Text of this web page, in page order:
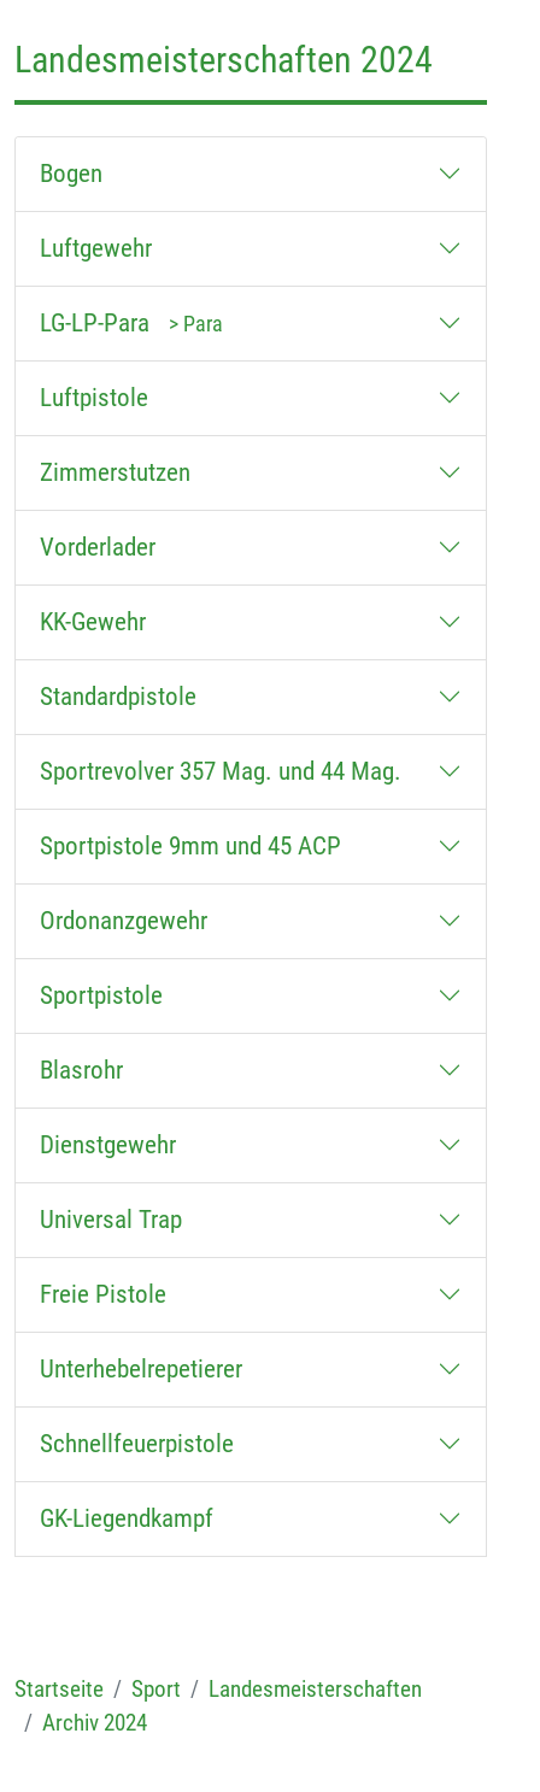
Landesmeisterschaften 2024
Bogen
Luftgewehr
LG-LP-Para > Para
Luftpistole
Zimmerstutzen
Vorderlader
KK-Gewehr
Standardpistole
Sportrevolver 357 Mag. und 44 Mag.
Sportpistole 9mm und 45 ACP
Ordonanzgewehr
Sportpistole
Blasrohr
Dienstgewehr
Universal Trap
Freie Pistole
Unterhebelrepetierer
Schnellfeuerpistole
GK-Liegendkampf
Startseite Sport
Landesmeisterschaften
Archiv 2024